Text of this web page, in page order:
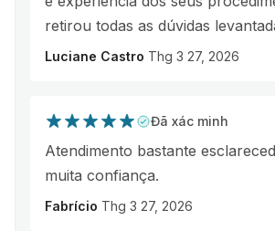
retirou todas as dúvidas
Luciane Castro Thg 3 27, 2026
Đã xác minh
Atendimento bastante
muita confiança.
Fabrício Thg 3 27, 2026